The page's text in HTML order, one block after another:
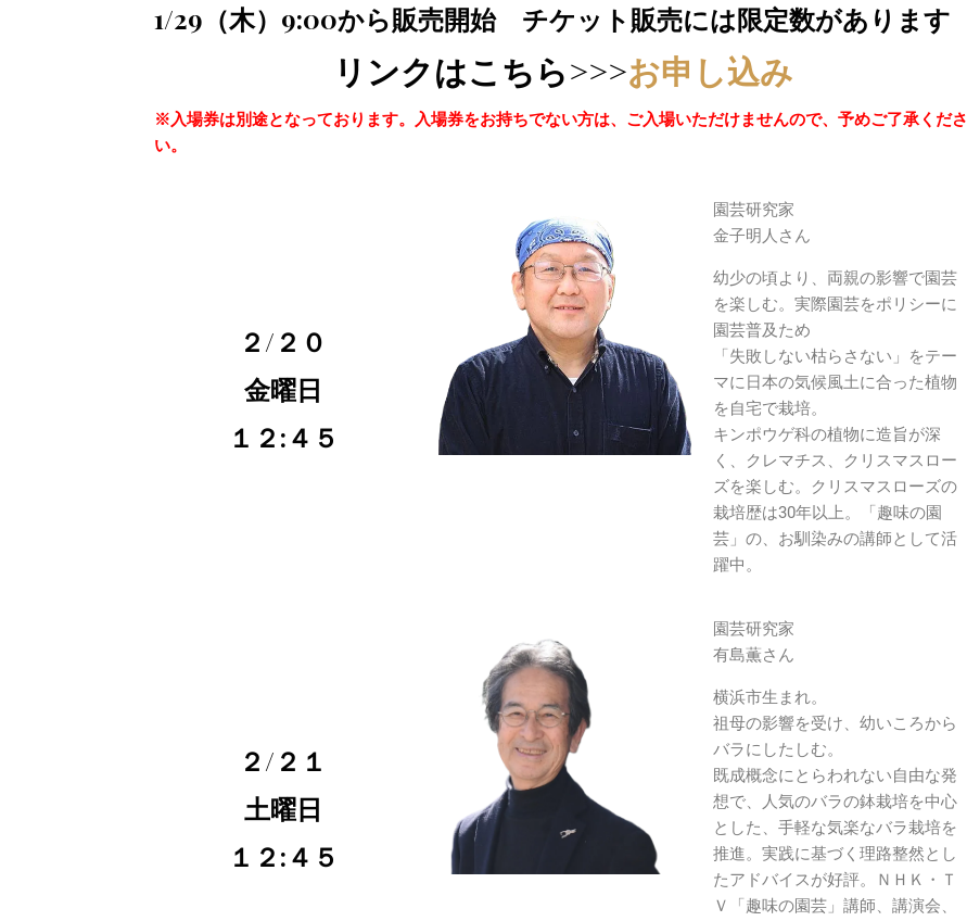
1/29（木）9:00から販売開始 チケット販売には限定数があります
リンクはこちら>>>お申し込み
※入場券は別途となっております。入場券をお持ちでない方は、ご入場いただけませんので、予めご了承くださ
い。
２/２０
金曜日
１２:４５
園芸研究家
金子明人さん
幼少の頃より、両親の影響で園芸
を楽しむ。実際園芸をポリシーに
園芸普及ため
「失敗しない枯らさない」をテー
マに日本の気候風土に合った植物
を自宅で栽培。
キンポウゲ科の植物に造旨が深
く、クレマチス、クリスマスロー
ズを楽しむ。クリスマスローズの
栽培歴は30年以上。「趣味の園
芸」の、お馴染みの講師として活
躍中。
２/２１
土曜日
１２:４５
園芸研究家
有島薫さん
横浜市生まれ。
祖母の影響を受け、幼いころから
バラにしたしむ。
既成概念にとらわれない自由な発
想で、人気のバラの鉢栽培を中心
とした、手軽な気楽なバラ栽培を
推進。実践に基づく理路整然とし
たアドバイスが好評。ＮＨＫ・Ｔ
Ｖ「趣味の園芸」講師、講演会、